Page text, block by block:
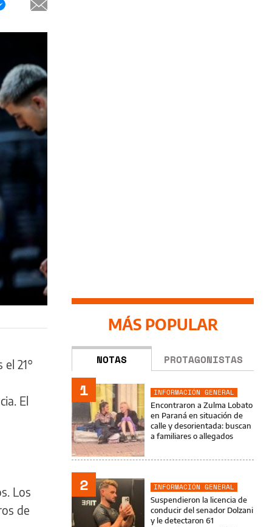
21°
El
Los
de
MÁS POPULAR
NOTAS PROTAGONISTAS
1
INFORMACIÓN GENERAL
Encontraron a Zulma Lobato
en Paraná en situación de
calle y desorientada: buscan
a familiares o allegados
2
INFORMACIÓN GENERAL
Suspendieron la licencia de
conducir del senador Dolzani
y le detectaron 61